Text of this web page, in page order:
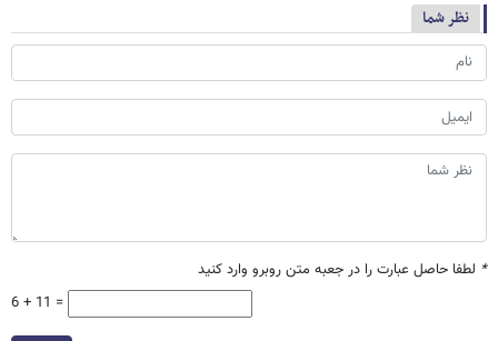
نظر شما
* لطفا حاصل عبارت را در جعبه متن روبرو وارد کنید
6 + 11 =